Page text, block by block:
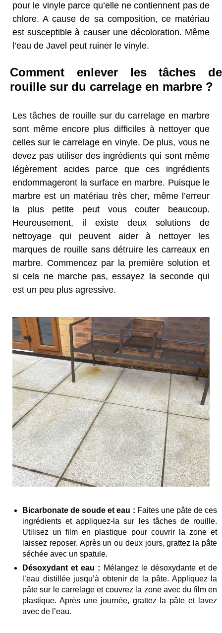
pour le vinyle parce qu’elle ne contiennent pas de
chlore. A cause de sa composition, ce matériau
est susceptible à causer une décoloration. Même
l’eau de Javel peut ruiner le vinyle.
Comment enlever les tâches de
rouille sur du carrelage en marbre ?
Les tâches de rouille sur du carrelage en marbre
sont même encore plus difficiles à nettoyer que
celles sur le carrelage en vinyle. De plus, vous ne
devez pas utiliser des ingrédients qui sont même
légèrement acides parce que ces ingrédients
endommageront la surface en marbre. Puisque le
marbre est un matériau très cher, même l’erreur
la plus petite peut vous couter beaucoup.
Heureusement, il existe deux solutions de
nettoyage qui peuvent aider à nettoyer les
marques de rouille sans détruire les carreaux en
marbre. Commencez par la première solution et
si cela ne marche pas, essayez la seconde qui
est un peu plus agressive.
Bicarbonate de soude et eau : Faites une pâte de ces
ingrédients et appliquez-la sur les tâches de rouille.
Utilisez un film en plastique pour couvrir la zone et
laissez reposer. Après un ou deux jours, grattez la pâte
séchée avec un spatule.
Désoxydant et eau : Mélangez le désoxydante et de
l’eau distillée jusqu’à obtenir de la pâte. Appliquez la
pâte sur le carrelage et couvrez la zone avec du film en
plastique. Après une journée, grattez la pâte et lavez
avec de l’eau.